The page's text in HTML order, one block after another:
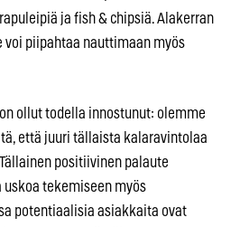
ja fish & chipsiä. Alakerran
piipahtaa nauttimaan myös
ollut todella innostunut: olemme
että juuri tällaista kalaravintolaa
positiivinen palaute
tekemiseen myös
potentiaalisia asiakkaita ovat